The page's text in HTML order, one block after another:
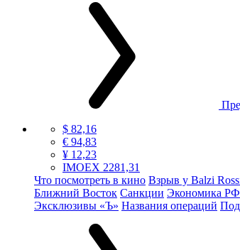
$ 82,16
€ 94,83
¥ 12,23
IMOEX 2281,31
Что посмотреть в кино Взрыв у Balzi
Ближний Восток Санкции Экономика РФ
Эксклюзивы «Ъ» Названия операций